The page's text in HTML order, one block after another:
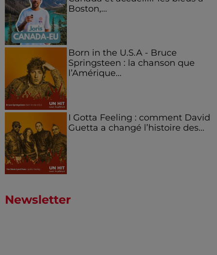
Boston,...
Born in the U.S.A - Bruce
Springsteen : la chanson que
l’Amérique...
I Gotta Feeling : comment David
Guetta a changé l’histoire des...
Newsletter